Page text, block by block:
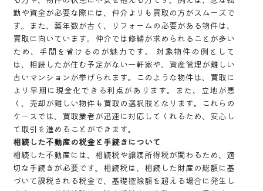
勤や資金が必要な際には、仲介よりも買取の方がスムーズで
す。また、築年数が古く、リフォームの必要がある物件は、
買取に向いています。仲介では修繕が求められることが多い
ため、手間を省けるのが魅力です。 対象物件の例として
は、相続したが住む予定がない一軒家や、資産管理が難しい
古いマンションが挙げられます。このような物件は、買取に
より早期に現金化できる利点があります。また、立地が悪
く、売却が難しい物件も買取の選択肢となります。これらの
ケースでは、買取業者が迅速に対応してくれるため、安心し
て取引を進めることができます。
相続した不動産の税金と手続きについて
相続した不動産には、相続税や譲渡所得税が関わるため、適
切な手続きが必要です。相続税は、相続した財産の総額に基
づいて課税される税金で、基礎控除額を超える場合に発生し